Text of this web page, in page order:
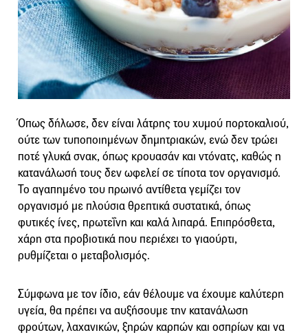
Όπως δήλωσε, δεν είναι λάτρης του χυμού πορτοκαλιού,
ούτε των τυποποιημένων δημητριακών, ενώ δεν τρώει
ποτέ γλυκά σνακ, όπως κρουασάν και ντόνατς, καθώς η
κατανάλωσή τους δεν ωφελεί σε τίποτα τον οργανισμό.
Το αγαπημένο του πρωινό αντίθετα γεμίζει τον
οργανισμό με πλούσια θρεπτικά συστατικά, όπως
φυτικές ίνες, πρωτεΐνη και καλά λιπαρά. Επιπρόσθετα,
χάρη στα προβιοτικά που περιέχει το γιαούρτι,
ρυθμίζεται ο μεταβολισμός.
Σύμφωνα με τον ίδιο, εάν θέλουμε να έχουμε καλύτερη
υγεία, θα πρέπει να αυξήσουμε την κατανάλωση
φρούτων, λαχανικών, ξηρών καρπών και οσπρίων και να